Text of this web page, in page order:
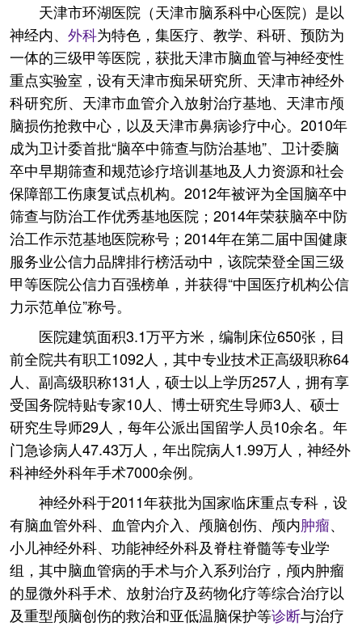
天津市环湖医院（天津市脑系科中心医院）是以
神经内、 外科为特色，集医疗、教学、科研、预防为
一体的三级甲等医院，获批天津市脑血管与神经变性
重点实验室，设有天津市痴呆研究所、天津市神经外
科研究所、天津市血管介入放射治疗基地、天津市颅
脑损伤抢救中心，以及天津市鼻病诊疗中心。2010年
成为卫计委首批“脑卒中筛查与防治基地”、卫计委脑
卒中早期筛查和规范诊疗培训基地及人力资源和社会
保障部工伤康复试点机构。2012年被评为全国脑卒中
筛查与防治工作优秀基地医院；2014年荣获脑卒中防
治工作示范基地医院称号；2014年在第二届中国健康
服务业公信力品牌排行榜活动中，该院荣登全国三级
甲等医院公信力百强榜单，并获得“中国医疗机构公信
力示范单位”称号。
医院建筑面积3.1万平方米，编制床位650张，目
前全院共有职工1092人，其中专业技术正高级职称64
人、副高级职称131人，硕士以上学历257人，拥有享
受国务院特贴专家10人、博士研究生导师3人、硕士
研究生导师29人，每年公派出国留学人员10余名。年
门急诊病人47.43万人，年出院病人1.99万人，神经外
科神经外科年手术7000余例。
神经外科于2011年获批为国家临床重点专科，设
有脑血管外科、血管内介入、颅脑创伤、颅内肿瘤、
小儿神经外科、功能神经外科及脊柱脊髓等专业学
组，其中脑血管病的手术与介入系列治疗，颅内肿瘤
的显微外科手术、放射治疗及药物化疗等综合治疗以
及重型颅脑创伤的救治和亚低温脑保护等诊断与治疗